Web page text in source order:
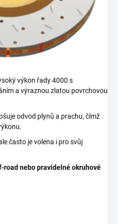
výkon řady 4000 s
a výraznou zlatou povrchovou
odvod plynů a prachu, čímž
často je volena i pro svůj
road nebo pravidelné okruhové